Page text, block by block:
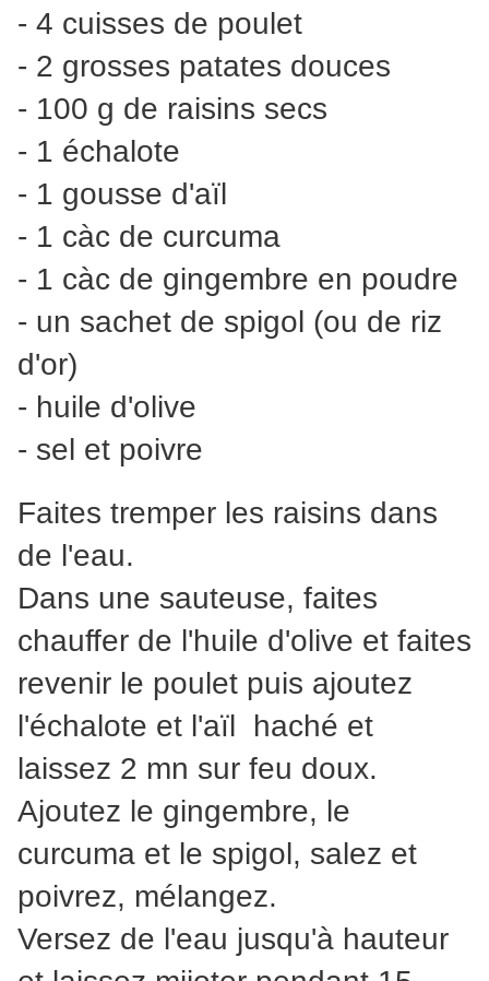
- 4 cuisses de poulet
- 2 grosses patates douces
- 100 g de raisins secs
- 1 échalote
- 1 gousse d'aïl
- 1 càc de curcuma
- 1 càc de gingembre en poudre
- un sachet de spigol (ou de riz
d'or)
- huile d'olive
- sel et poivre
Faites tremper les raisins dans
de l'eau.
Dans une sauteuse, faites
chauffer de l'huile d'olive et faites
revenir le poulet puis ajoutez
l'échalote et l'aïl haché et
laissez 2 mn sur feu doux.
Ajoutez le gingembre, le
curcuma et le spigol, salez et
poivrez, mélangez.
Versez de l'eau jusqu'à hauteur